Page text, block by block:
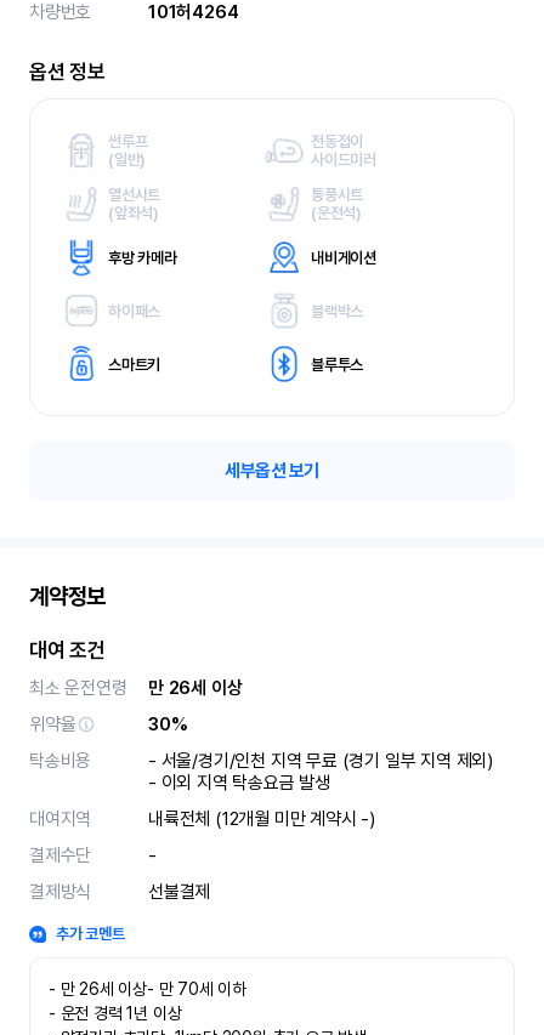
차량번호
101허4264
옵션 정보
썬루프
(일반)
전동접이
사이드미러
열선시트
(앞좌석)
통풍시트
(운전석)
후방 카메라 내비게이션
하이패스 블랙박스
스마트키 블루투스
세부옵션 보기
계약정보
대여 조건
최소 운전연령
만 26세 이상
위약율
30%
탁송비용
- 서울/경기/인천 지역 무료 (경기 일부 지역 제외)
- 이외 지역 탁송요금 발생
대여지역
내륙전체 (12개월 미만 계약시 -)
결제수단
-
결제방식
선불결제
추가 코멘트
- 만 26세 이상- 만 70세 이하
- 운전 경력 1년 이상